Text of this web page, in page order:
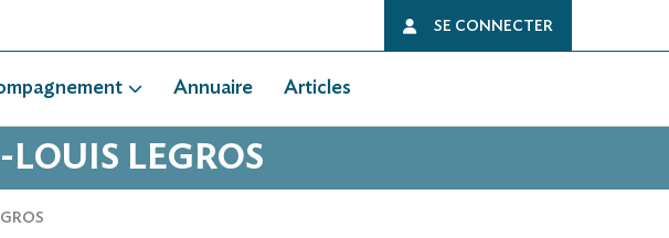
SE CONNECTER
Annuaire Articles
LEGROS